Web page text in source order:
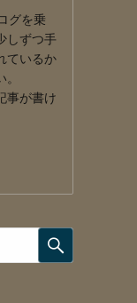
グを乗
しずつ手
ているか
事が書け